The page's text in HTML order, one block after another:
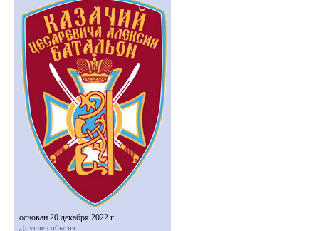
основан 20 декабря 2022 г.
Другие события